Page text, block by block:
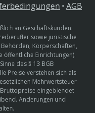
• AGB
an Geschäftskunden:
sowie juristische
Körperschaften,
öffentliche Einrichtungen).
des § 13 BGB
Preise verstehen sich als
Mehrwertsteuer
eingeblendet
Änderungen und